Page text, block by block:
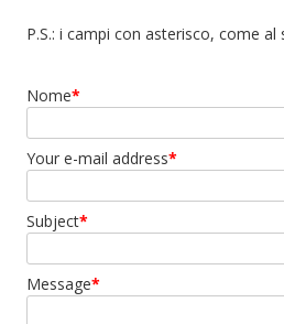
P.S.: i campi con asterisco, come
Nome*
Your e-mail address*
Subject*
Message*